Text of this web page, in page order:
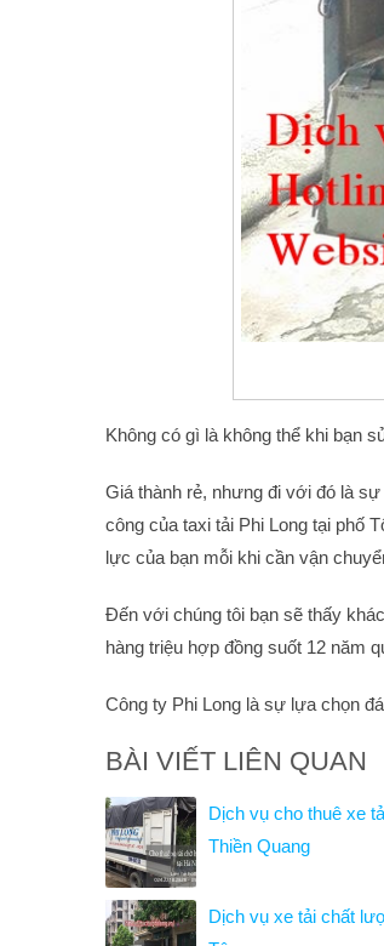
Không có gì là không thể khi bạn
Giá thành rẻ, nhưng đi với đó là
công của taxi tải Phi Long tại phố
lực của bạn mỗi khi cần vận
Đến với chúng tôi bạn sẽ thấy
hàng triệu hợp đồng suốt 12 năm
Công ty Phi Long là sự lựa chọn
BÀI VIẾT LIÊN QUAN
Dịch vụ cho thuê xe
Thiền Quang
Dịch vụ xe tải chất